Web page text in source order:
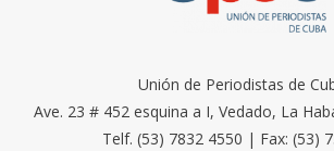
Unión de Periodistas de
Ave. 23 # 452 esquina a I, Vedado, La
Telf. (53) 7832 4550 | Fax: (53)